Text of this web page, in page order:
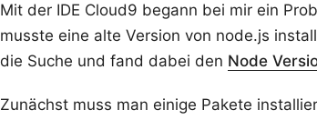
Mit der IDE Cloud9 begann bei mir ein
musste eine alte Version von node.js
die Suche und fand dabei den Node
Zunächst muss man einige Pakete